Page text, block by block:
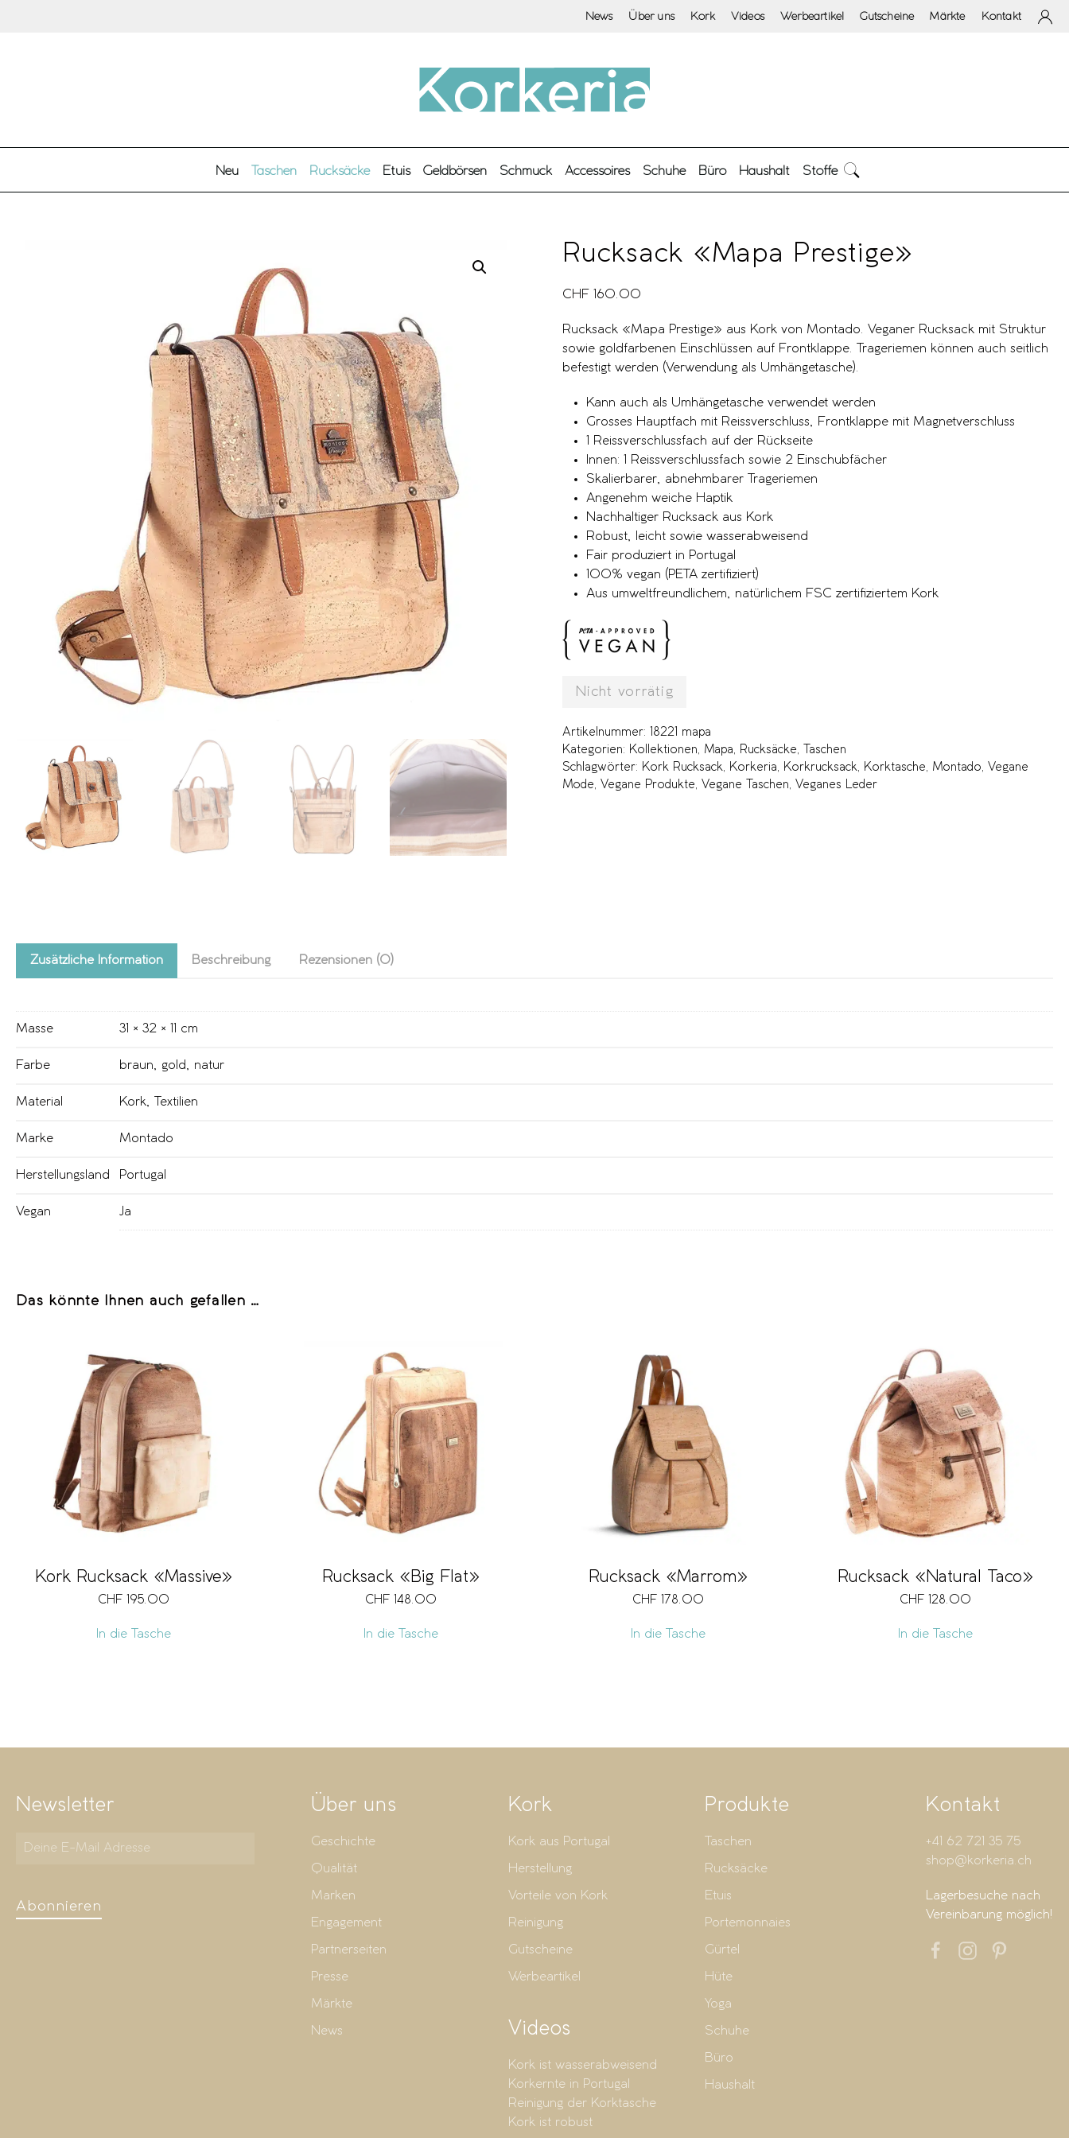
News Über uns Kork Videos Werbeartikel Gutscheine Märkte Kontakt
Neu Taschen Rucksäcke Etuis Geldbörsen Schmuck Accessoires Schuhe Büro Haushalt Stoffe
Rucksack «Mapa Prestige»
CHF 160.00
Rucksack «Mapa Prestige» aus Kork von Montado. Veganer Rucksack mit Struktur
sowie goldfarbenen Einschlüssen auf Frontklappe. Trageriemen können auch seitlich
befestigt werden (Verwendung als Umhängetasche).
Kann auch als Umhängetasche verwendet werden
Grosses Hauptfach mit Reissverschluss, Frontklappe mit Magnetverschluss
1 Reissverschlussfach auf der Rückseite
Innen: 1 Reissverschlussfach sowie 2 Einschubfächer
Skalierbarer, abnehmbarer Trageriemen
Angenehm weiche Haptik
Nachhaltiger Rucksack aus Kork
Robust, leicht sowie wasserabweisend
Fair produziert in Portugal
100% vegan (PETA zertifiziert)
Aus umweltfreundlichem, natürlichem FSC zertifiziertem Kork
Nicht vorrätig
Artikelnummer:
18221 mapa
Kategorien: Kollektionen Mapa Rucksäcke
Taschen
Schlagwörter: Kork Rucksack Korkeria Korkrucksack Korktasche Montado
Vegane
Mode
Vegane Produkte Vegane Taschen Veganes Leder
Zusätzliche Information Beschreibung Rezensionen (0)
Masse 31 × 32 × 11 cm
Farbe braun, gold, natur
Material Kork, Textilien
Marke Montado
Herstellungsland Portugal
Vegan Ja
Das könnte Ihnen auch gefallen …
Kork Rucksack «Massive»
CHF 195.00
In die Tasche
Rucksack «Big Flat»
CHF 148.00
In die Tasche
Rucksack «Marrom»
CHF 178.00
In die Tasche
Rucksack «Natural Taco»
CHF 128.00
In die Tasche
Newsletter
Abonnieren
Über uns
Geschichte
Qualität
Marken
Engagement
Partnerseiten
Presse
Märkte
News
Kork
Kork aus Portugal
Herstellung
Vorteile von Kork
Reinigung
Gutscheine
Werbeartikel
Videos
Kork ist wasserabweisend
Korkernte in Portugal
Reinigung der Korktasche
Kork ist robust
Produkte
Taschen
Rucksäcke
Etuis
Portemonnaies
Gürtel
Hüte
Yoga
Schuhe
Büro
Haushalt
Kontakt
+41 62 721 35 75
shop@korkeria.ch
Lagerbesuche nach
Vereinbarung möglich!